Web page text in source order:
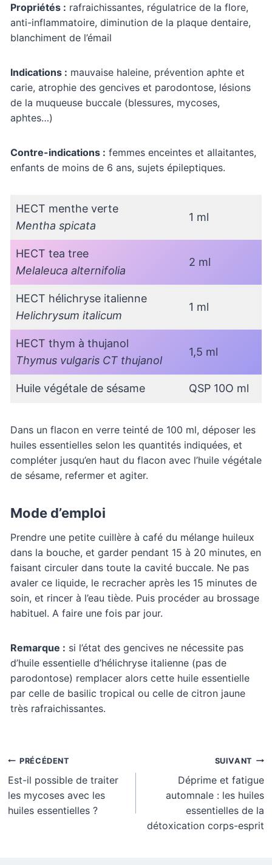
Propriétés : rafraichissantes, régulatrice de la flore,
anti-inflammatoire, diminution de la plaque dentaire,
blanchiment de l’émail
Indications : mauvaise haleine, prévention aphte et
carie, atrophie des gencives et parodontose, lésions
de la muqueuse buccale (blessures, mycoses,
aphtes…)
Contre-indications : femmes enceintes et allaitantes,
enfants de moins de 6 ans, sujets épileptiques.
HECT menthe verte
Mentha spicata
1 ml
HECT tea tree
Melaleuca alternifolia
2 ml
HECT hélichryse italienne
Helichrysum italicum
1 ml
HECT thym à thujanol
Thymus vulgaris CT thujanol
1,5 ml
Huile végétale de sésame QSP 10O ml
Dans un flacon en verre teinté de 100 ml, déposer les
huiles essentielles selon les quantités indiquées, et
compléter jusqu’en haut du flacon avec l’huile végétale
de sésame, refermer et agiter.
Mode d’emploi
Prendre une petite cuillère à café du mélange huileux
dans la bouche, et garder pendant 15 à 20 minutes, en
faisant circuler dans toute la cavité buccale. Ne pas
avaler ce liquide, le recracher après les 15 minutes de
soin, et rincer à l’eau tiède. Puis procéder au brossage
habituel. A faire une fois par jour.
Remarque : si l’état des gencives ne nécessite pas
d’huile essentielle d’hélichryse italienne (pas de
parodontose) remplacer alors cette huile essentielle
par celle de basilic tropical ou celle de citron jaune
très rafraichissantes.
Navigation
de
l’article
PRÉCÉDENT
Est-il possible de traiter
les mycoses avec les
huiles essentielles ?
SUIVANT
Déprime et fatigue
automnale : les huiles
essentielles de la
détoxication corps-esprit